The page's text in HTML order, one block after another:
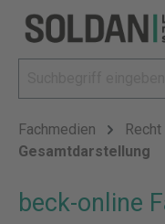
Fachmedien Recht
Gesamtdarstellung
beck-online